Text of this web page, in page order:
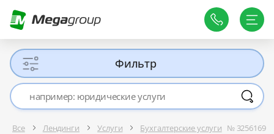
Фильтр
Все Лендинги Услуги Бухгалтерские услуги № 3256169